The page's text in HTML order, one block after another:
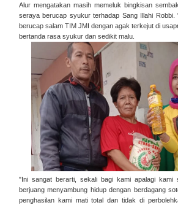
Alur mengatakan masih memeluk bingkisan
seraya berucap syukur terhadap Sang Illahi Robbi.
berucap salam TIM JMI dengan agak terkejut di
bertanda rasa syukur dan sedikit malu.
"Ini sangat berarti, sekali bagi kami apalagi kami
berjuang menyambung hidup dengan berdagang
penghasilan kami mati total dan tidak di